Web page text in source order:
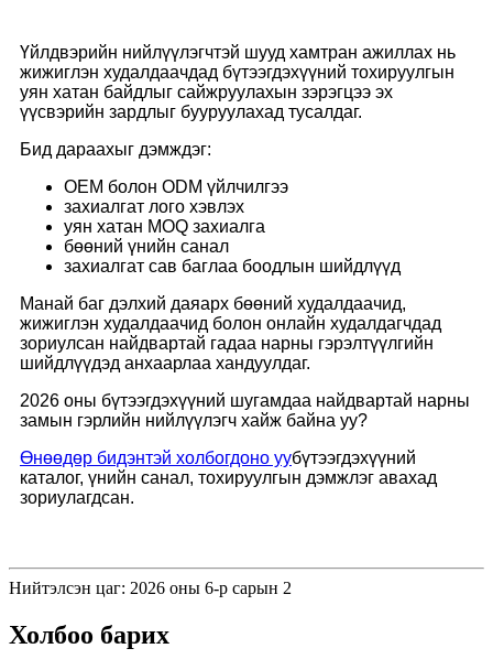
Үйлдвэрийн нийлүүлэгчтэй шууд хамтран ажиллах нь
жижиглэн худалдаачдад бүтээгдэхүүний тохируулгын
уян хатан байдлыг сайжруулахын зэрэгцээ эх
үүсвэрийн зардлыг бууруулахад тусалдаг.
Бид дараахыг дэмждэг:
OEM болон ODM үйлчилгээ
захиалгат лого хэвлэх
уян хатан MOQ захиалга
бөөний үнийн санал
захиалгат сав баглаа боодлын шийдлүүд
Манай баг дэлхий даяарх бөөний худалдаачид,
жижиглэн худалдаачид болон онлайн худалдагчдад
зориулсан найдвартай гадаа нарны гэрэлтүүлгийн
шийдлүүдэд анхаарлаа хандуулдаг.
2026 оны бүтээгдэхүүний шугамдаа найдвартай нарны
замын гэрлийн нийлүүлэгч хайж байна уу?
Өнөөдөр бидэнтэй холбогдоно уубүтээгдэхүүний
каталог, үнийн санал, тохируулгын дэмжлэг авахад
зориулагдсан.
Нийтэлсэн цаг: 2026 оны 6-р сарын 2
Холбоо барих